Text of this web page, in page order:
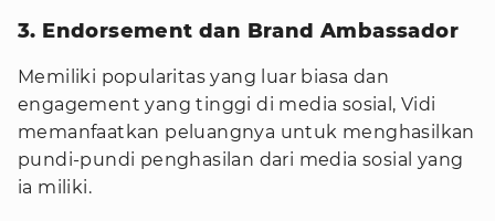
3. Endorsement dan Brand Ambassador
Memiliki popularitas yang luar biasa dan
engagement yang tinggi di media sosial, Vidi
memanfaatkan peluangnya untuk menghasilkan
pundi-pundi penghasilan dari media sosial yang
ia miliki.